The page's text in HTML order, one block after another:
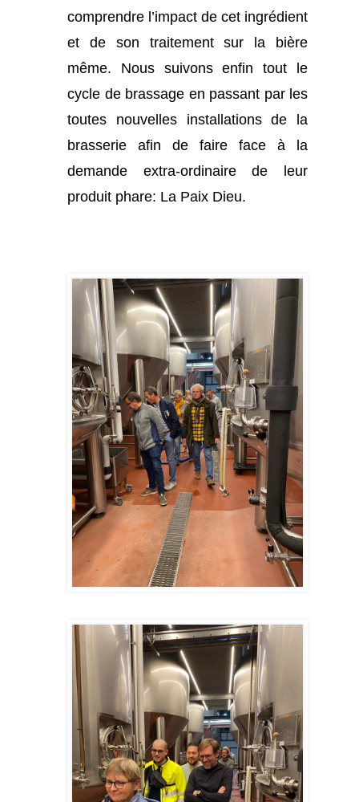
comprendre l’impact de cet ingrédient
et de son traitement sur la bière
même. Nous suivons enfin tout le
cycle de brassage en passant par les
toutes nouvelles installations de la
brasserie afin de faire face à la
demande extra-ordinaire de leur
produit phare: La Paix Dieu.